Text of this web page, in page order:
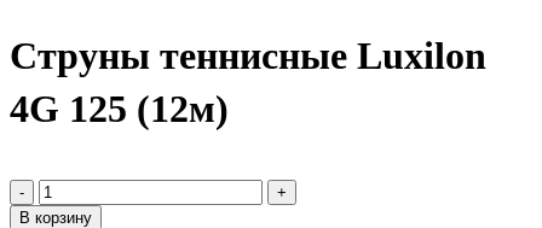
Струны теннисные Luxilon
4G 125 (12м)
-
+
В корзину